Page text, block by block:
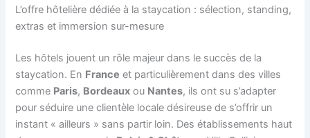
L’offre hôtelière dédiée à la staycation : sélection, standing,
extras et immersion sur-mesure
Les hôtels jouent un rôle majeur dans le succès de la
staycation. En France et particulièrement dans des villes
comme Paris, Bordeaux ou Nantes, ils ont su s’adapter
pour séduire une clientèle locale désireuse de s’offrir un
instant « ailleurs » sans partir loin. Des établissements haut